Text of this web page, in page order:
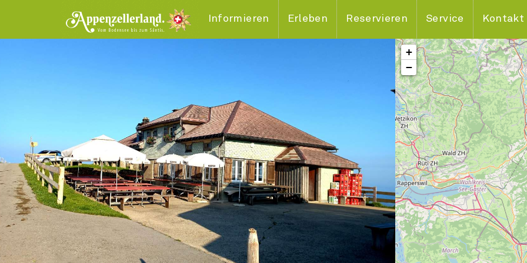
Informieren Erleben Reservieren Service Kontakt
+
−